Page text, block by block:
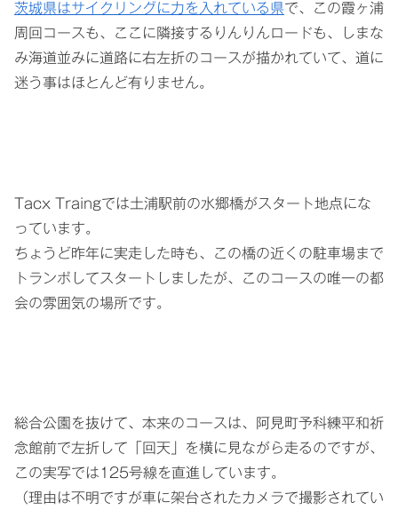
茨城県はサイクリングに力を入れている県で、この霞ヶ浦
周回コースも、ここに隣接するりんりんロードも、しまな
み海道並みに道路に右左折のコースが描かれていて、道に
迷う事はほとんど有りません。
Tacx Traingでは土浦駅前の水郷橋がスタート地点にな
っています。
ちょうど昨年に実走した時も、この橋の近くの駐車場まで
トランポしてスタートしましたが、このコースの唯一の都
会の雰囲気の場所です。
総合公園を抜けて、本来のコースは、阿見町予科練平和祈
念館前で左折して「回天」を横に見ながら走るのですが、
この実写では125号線を直進しています。
（理由は不明ですが車に架台されたカメラで撮影されてい